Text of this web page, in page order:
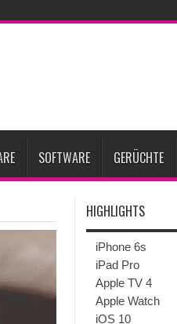
im dritten Quartal 2026
SOFTWARE GERÜCHTE
HIGHLIGHTS
iPhone 6s
iPad Pro
Apple TV 4
Apple Watch
iOS 10